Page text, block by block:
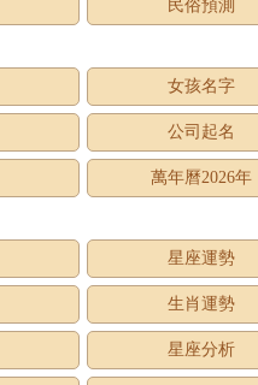
民俗預測
女孩名字
公司起名
萬年曆2026年
星座運勢
生肖運勢
星座分析